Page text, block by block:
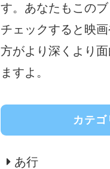
す。あなたもこの
チェックすると映
方がより深くより
ますよ。
カテゴ
あ行